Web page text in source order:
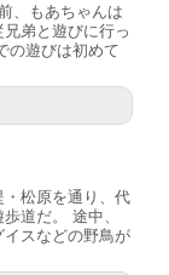
、もあちゃんは
弟と遊びに行っ
の遊びは初めて
松原を通り、代
道だ。 途中、
スなどの野鳥が